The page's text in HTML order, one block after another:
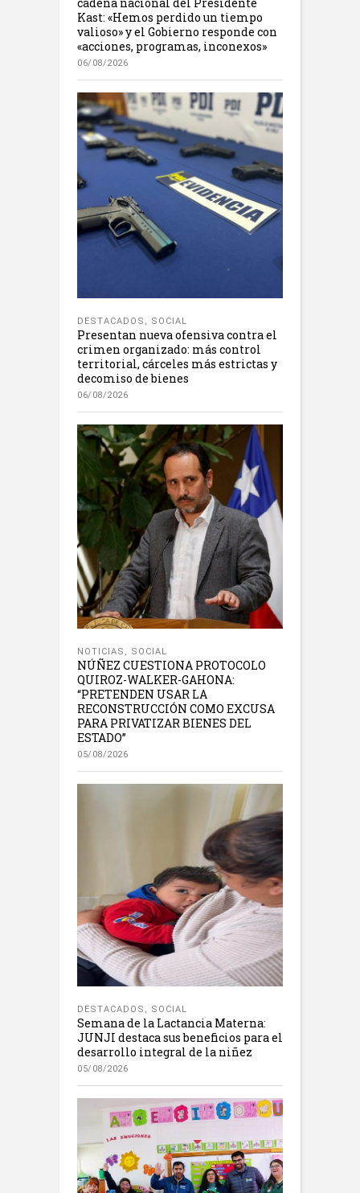
Kast: «Hemos perdido un tiempo
valioso» y el Gobierno responde con
«acciones, programas, inconexos»
06/08/2026
DESTACADOS , SOCIAL
Presentan nueva ofensiva contra el
crimen organizado: más control
territorial, cárceles más estrictas y
decomiso de bienes
06/08/2026
NOTICIAS , SOCIAL
NÚÑEZ CUESTIONA PROTOCOLO
QUIROZ-WALKER-GAHONA:
“PRETENDEN USAR LA
RECONSTRUCCIÓN COMO EXCUSA
PARA PRIVATIZAR BIENES DEL
ESTADO”
05/08/2026
DESTACADOS SOCIAL
Semana de la Lactancia Materna:
JUNJI destaca sus beneficios para el
desarrollo integral de la niñez
05/08/2026